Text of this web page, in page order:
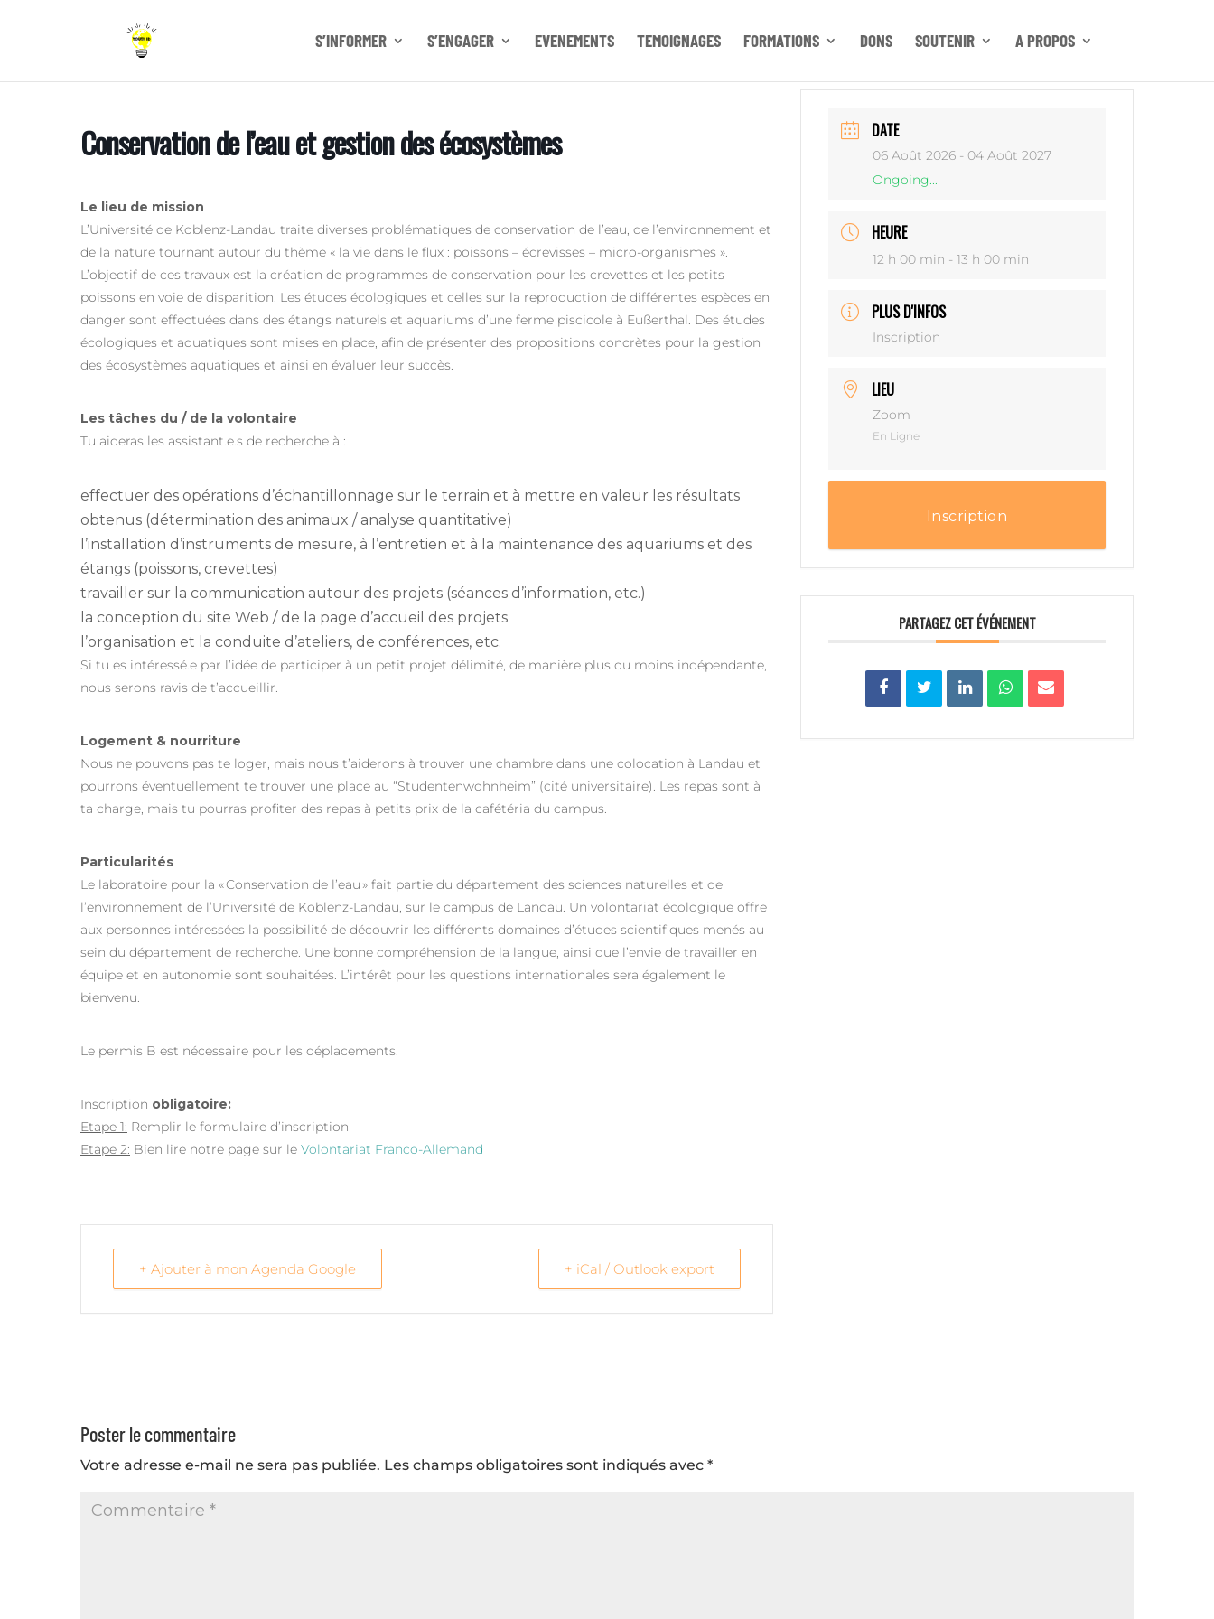
S’INFORMER S’ENGAGER EVENEMENTS TEMOIGNAGES FORMATIONS DONS SOUTENIR A PROPOS
Conservation de l’eau et gestion des écosystèmes
Le lieu de mission
L’Université de Koblenz-Landau traite diverses problématiques de conservation de l’eau, de l’environnement et
de la nature tournant autour du thème « la vie dans le flux : poissons – écrevisses – micro-organismes ».
L’objectif de ces travaux est la création de programmes de conservation pour les crevettes et les petits
poissons en voie de disparition. Les études écologiques et celles sur la reproduction de différentes espèces en
danger sont effectuées dans des étangs naturels et aquariums d’une ferme piscicole à Eußerthal. Des études
écologiques et aquatiques sont mises en place, afin de présenter des propositions concrètes pour la gestion
des écosystèmes aquatiques et ainsi en évaluer leur succès.
Les tâches du / de la volontaire
Tu aideras les assistant.e.s de recherche à :
effectuer des opérations d’échantillonnage sur le terrain et à mettre en valeur les résultats
obtenus (détermination des animaux / analyse quantitative)
l’installation d’instruments de mesure, à l’entretien et à la maintenance des aquariums et des
étangs (poissons, crevettes)
travailler sur la communication autour des projets (séances d’information, etc.)
la conception du site Web / de la page d’accueil des projets
l’organisation et la conduite d’ateliers, de conférences, etc.
Si tu es intéressé.e par l’idée de participer à un petit projet délimité, de manière plus ou moins indépendante,
nous serons ravis de t’accueillir.
Logement & nourriture
Nous ne pouvons pas te loger, mais nous t’aiderons à trouver une chambre dans une colocation à Landau et
pourrons éventuellement te trouver une place au “Studentenwohnheim” (cité universitaire). Les repas sont à
ta charge, mais tu pourras profiter des repas à petits prix de la cafétéria du campus.
Particularités
Le laboratoire pour la « Conservation de l’eau » fait partie du département des sciences naturelles et de
l’environnement de l’Université de Koblenz-Landau, sur le campus de Landau. Un volontariat écologique offre
aux personnes intéressées la possibilité de découvrir les différents domaines d’études scientifiques menés au
sein du département de recherche. Une bonne compréhension de la langue, ainsi que l’envie de travailler en
équipe et en autonomie sont souhaitées. L’intérêt pour les questions internationales sera également le
bienvenu.
Le permis B est nécessaire pour les déplacements.
Inscription obligatoire:
Etape 1: Remplir le formulaire d’inscription
Etape 2: Bien lire notre page sur le Volontariat Franco-Allemand
+ Ajouter à mon Agenda Google + iCal / Outlook export
DATE
06 Août 2026 - 04 Août 2027
Ongoing...
HEURE
12 h 00 min - 13 h 00 min
PLUS D'INFOS
Inscription
LIEU
Zoom
En Ligne
Inscription
PARTAGEZ CET ÉVÉNEMENT
Poster le commentaire
Votre adresse e-mail ne sera pas publiée. Les champs obligatoires sont indiqués avec *